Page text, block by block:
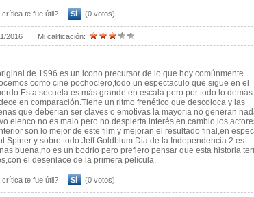
crítica te fue útil? Sí (0 votos)
2016 Mi calificación:
de 1996 es un icono precursor de lo que hoy comúnmente
como cine pochoclero,todo un espectaculo que sigue en el
secuela es más grande en escala pero por todo lo demás
en comparación.Tiene un ritmo frenético que descoloca y las
que deberían ser claves o emotivas la mayoría no generan
elenco no es malo pero no despierta interés,en cambio,los
son lo mejor de este film y mejoran el resultado final,en
Spiner y sobre todo Jeff Goldblum.Dia de la Independencia 2 es
buena,no es un bodrio pero prefiero pensar que esta historia
el desenlace de la primera película.
crítica te fue útil? Sí (0 votos)